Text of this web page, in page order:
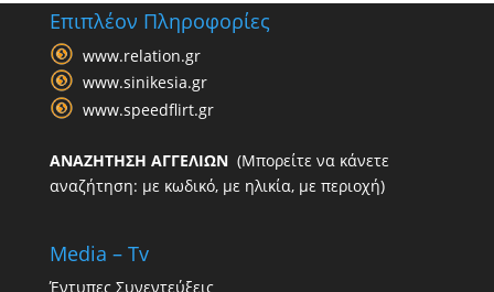
Επιπλέον Πληροφορίες
www.relation.gr
www.sinikesia.gr
www.speedflirt.gr
ΑΝΑΖΗΤΗΣΗ ΑΓΓΕΛΙΩΝ(Μπορείτε να κάνετε
αναζήτηση: με κωδικό, με ηλικία, με περιοχή)
Media – Tv
Έντυπες Συνεντεύξεις